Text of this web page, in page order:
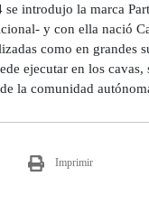
se introdujo la marca
y con ella nació
como en grandes
ejecutar en los
la comunidad
Imprimir